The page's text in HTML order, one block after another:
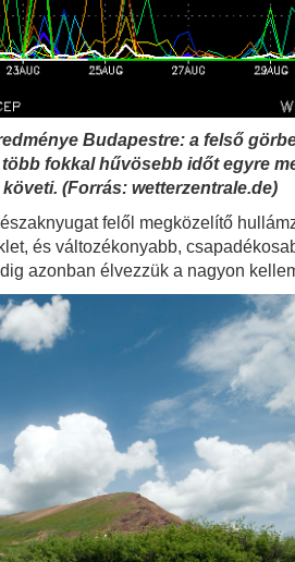
Budapestre: a felső
fokkal hűvösebb időt egyre
(Forrás: wetterzentrale.de)
felől megközelítő
és változékonyabb,
azonban élvezzük a nagyon